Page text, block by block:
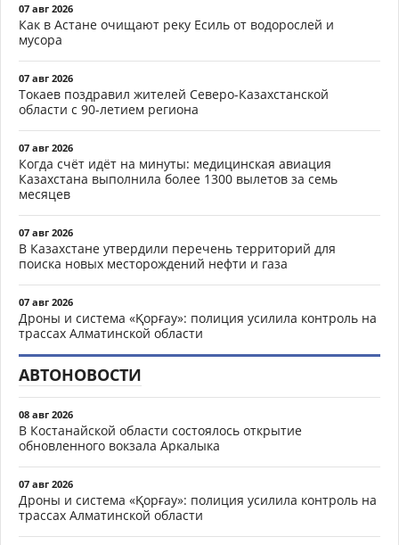
07 авг 2026
Как в Астане очищают реку Есиль от водорослей и
мусора
07 авг 2026
Токаев поздравил жителей Северо-Казахстанской
области с 90-летием региона
07 авг 2026
Когда счёт идёт на минуты: медицинская авиация
Казахстана выполнила более 1300 вылетов за семь
месяцев
07 авг 2026
В Казахстане утвердили перечень территорий для
поиска новых месторождений нефти и газа
07 авг 2026
Дроны и система «Қорғау»: полиция усилила контроль на
трассах Алматинской области
АВТОНОВОСТИ
08 авг 2026
В Костанайской области состоялось открытие
обновленного вокзала Аркалыка
07 авг 2026
Дроны и система «Қорғау»: полиция усилила контроль на
трассах Алматинской области